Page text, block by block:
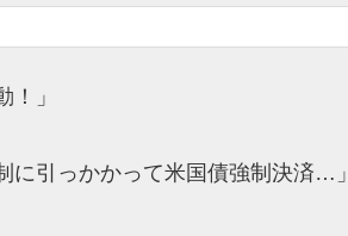
！」
に引っかかって米国債強制決済…」